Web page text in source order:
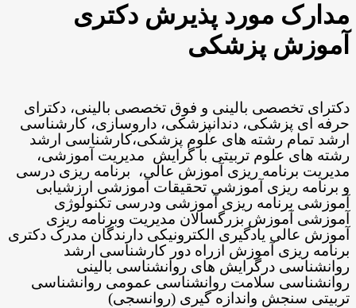
مدارک مورد پذیرش دکتری
آموزش پزشکی
دکترای تخصصی بالینی و فوق تخصصی بالینی، دکترای
حرفه ای پزشکی، دندانپزشکی، داروسازی، کارشناسی
ارشد تمام رشته های علوم پزشکی،کارشناسی ارشد
رشته های علوم تربیتی با گرایش مدیریت آموزشی،
مدیریت برنامه ریزی آموزش عالی، برنامه ریزی درسی
و برنامه ریزی آموزشی تحقیقات آموزشی ارزشیابی
آموزشی برنامه ریزی آموزشی ودرسی تکنولوژی
آموزشی آموزش بزرگسالان مدیریت وبرنامه ریزی
آموزش عالی یادگیری الکترونیکی دارندگان مدرک دکتری
برنامه ریزی آموزش ازراه دور کارشناسی ارشد
روانشناسی درگرایش های روانشناسی بالینی
روانشناسی سلامت روانشناسی عمومی روانشناسی
تربیتی سنجش واندازه گیری (روانسجی)